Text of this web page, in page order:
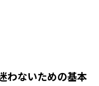
わないための基本